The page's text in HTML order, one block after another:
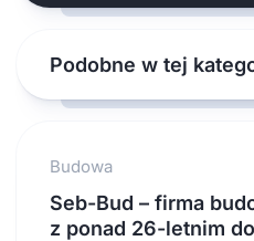
Podobne w tej
Budowa
Seb-Bud – firma
z ponad 26-letnim